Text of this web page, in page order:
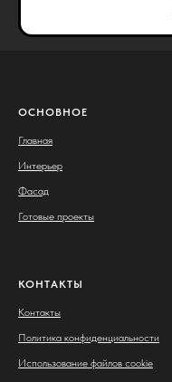
ОСНОВНОЕ
Главная
Интерьер
Фасад
Готовые проекты
КОНТАКТЫ
Контакты
Политика конфиденциальности
Использование файлов cookie